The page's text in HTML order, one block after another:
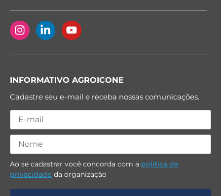
INFORMATIVO AGROICONE
Cadastre seu e-mail e receba nossas comunicações.
Ao se cadastrar você concorda com a política de
privacidade da organização